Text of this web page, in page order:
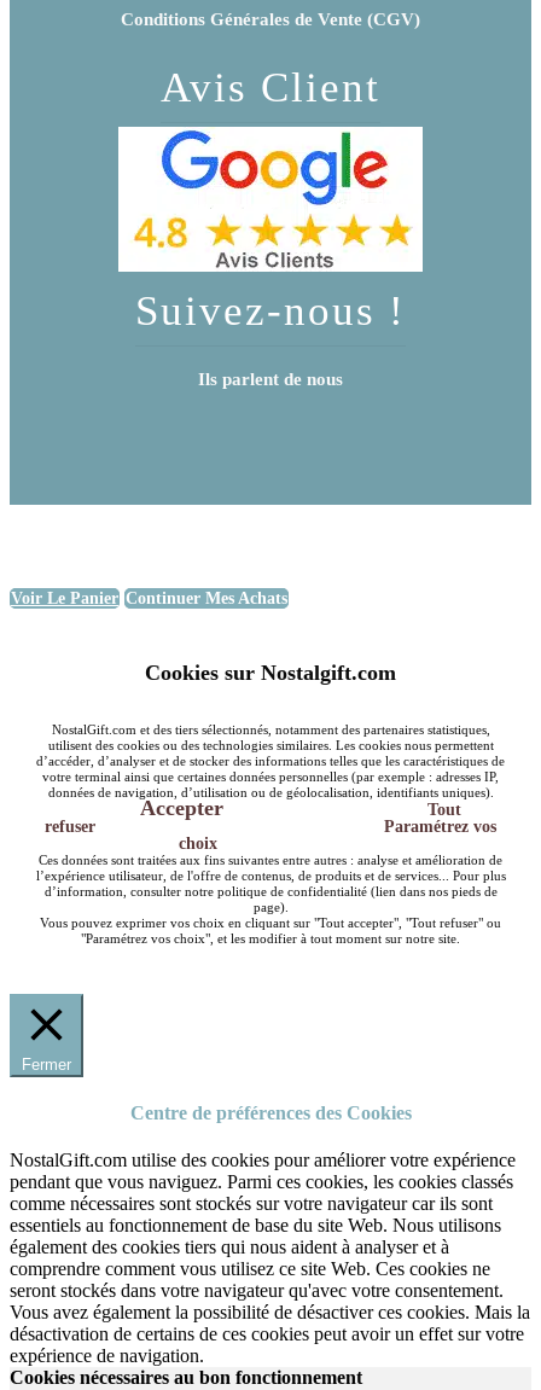
Conditions Générales de Vente (CGV)
Avis Client
Suivez-nous !
Ils parlent de nous
Voir Le Panier Continuer Mes Achats
Cookies sur Nostalgift.com
NostalGift.com et des tiers sélectionnés, notamment des partenaires statistiques,
utilisent des cookies ou des technologies similaires. Les cookies nous permettent
d’accéder, d’analyser et de stocker des informations telles que les caractéristiques de
votre terminal ainsi que certaines données personnelles (par exemple : adresses IP,
données de navigation, d’utilisation ou de géolocalisation, identifiants uniques).
Accepter
Tout
refuser
Paramétrez vos
choix
Ces données sont traitées aux fins suivantes entre autres : analyse et amélioration de
l’expérience utilisateur, de l'offre de contenus, de produits et de services... Pour plus
d’information, consulter notre politique de confidentialité (lien dans nos pieds de
page).
Vous pouvez exprimer vos choix en cliquant sur "Tout accepter", "Tout refuser" ou
"Paramétrez vos choix", et les modifier à tout moment sur notre site.
Fermer
Centre de préférences des Cookies
NostalGift.com utilise des cookies pour améliorer votre expérience
pendant que vous naviguez. Parmi ces cookies, les cookies classés
comme nécessaires sont stockés sur votre navigateur car ils sont
essentiels au fonctionnement de base du site Web. Nous utilisons
également des cookies tiers qui nous aident à analyser et à
comprendre comment vous utilisez ce site Web. Ces cookies ne
seront stockés dans votre navigateur qu'avec votre consentement.
Vous avez également la possibilité de désactiver ces cookies. Mais la
désactivation de certains de ces cookies peut avoir un effet sur votre
expérience de navigation.
Cookies nécessaires au bon fonctionnement